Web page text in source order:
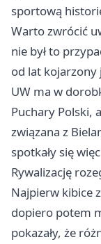
sportową
Warto zwrócić
nie był to
od lat kojarzony
UW ma w
Puchary Polski,
związana z
spotkały się
Rywalizację
Najpierw kibice
dopiero potem
pokazały, że